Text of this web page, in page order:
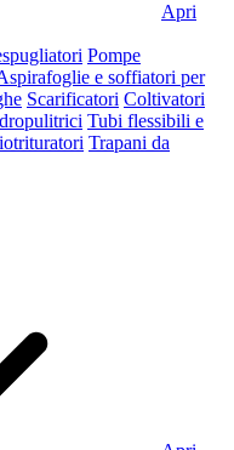
Apri
Pompe
e soffiatori per
Scarificatori Coltivatori
Tubi flessibili e
Trapani da